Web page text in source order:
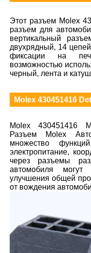
Этот разъем Molex
разъем для
вертикальный
двухрядный, 14
фиксации на
возможностью
черный, лента и
Molex 430451416
Molex 430451416
Разъем Molex
множество
электропитание,
через разъемы
автомобиля могут
улучшения общей
от вождения